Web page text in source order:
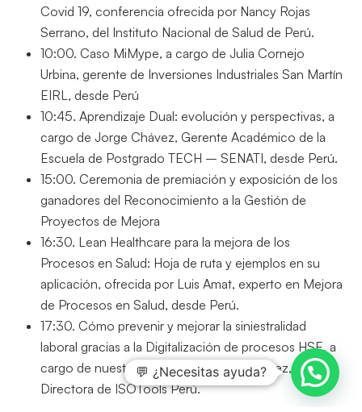
Covid 19, conferencia ofrecida por Nancy Rojas
Serrano, del Instituto Nacional de Salud de Perú.
10:00. Caso MiMype, a cargo de Julia Cornejo
Urbina, gerente de Inversiones Industriales San Martín
EIRL, desde Perú
10:45. Aprendizaje Dual: evolución y perspectivas, a
cargo de Jorge Chávez, Gerente Académico de la
Escuela de Postgrado TECH – SENATI, desde Perú.
15:00. Ceremonia de premiación y exposición de los
ganadores del Reconocimiento a la Gestión de
Proyectos de Mejora
16:30. Lean Healthcare para la mejora de los
Procesos en Salud: Hoja de ruta y ejemplos en su
aplicación, ofrecida por Luis Amat, experto en Mejora
de Procesos en Salud, desde Perú.
17:30. Cómo prevenir y mejorar la siniestralidad
laboral gracias a la Digitalización de procesos HSE, a
cargo de nuestra compañera Margot López,
Directora de ISOTools Perú.
💬 ¿Necesitas ayuda?